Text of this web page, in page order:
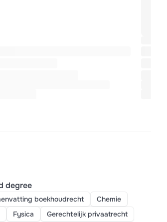
degree
boekhoudrecht
Chemie
Fysica
Gerechtelijk privaatrecht